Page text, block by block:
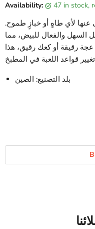
Availability: 47 in stock,
عنها لأي طاهٍ أو خبازٍ طموح.
السهل والفعال للبيض، مما
عجة رقيقة أو كعك رقيق، هذا
بلد التصنيع: الصين